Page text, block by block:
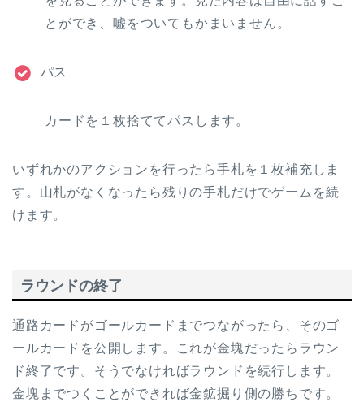
とができ、嘘をついてもかまいません。
パス
カードを１枚捨ててパスします。
いずれかのアクションを行ったら手札を１枚補充しま
す。山札がなくなったら残りの手札だけでゲームを続
けます。
ラウンドの終了
通路カードがゴールカードまでつながったら、そのゴ
ールカードを公開します。これが金塊だったらラウン
ド終了です。そうでなければラウンドを続行します。
金塊までつくことができれば金鉱掘り側の勝ちです。